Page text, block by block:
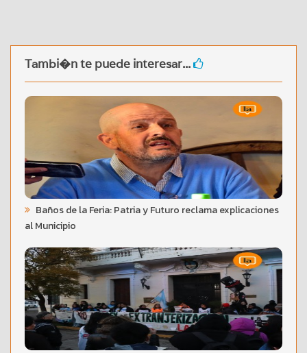
Tambi�n te puede interesar...
Baños de la Feria: Patria y Futuro reclama explicaciones
al Municipio